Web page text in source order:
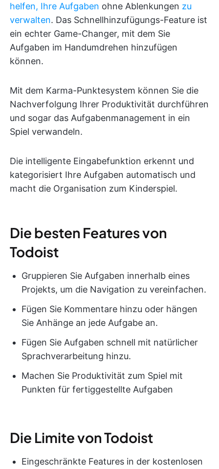
helfen, Ihre Aufgaben ohne Ablenkungen zu
verwalten. Das Schnellhinzufügungs-Feature ist
ein echter Game-Changer, mit dem Sie
Aufgaben im Handumdrehen hinzufügen
können.
Mit dem Karma-Punktesystem können Sie die
Nachverfolgung Ihrer Produktivität durchführen
und sogar das Aufgabenmanagement in ein
Spiel verwandeln.
Die intelligente Eingabefunktion erkennt und
kategorisiert Ihre Aufgaben automatisch und
macht die Organisation zum Kinderspiel.
Die besten Features von
Todoist
Gruppieren Sie Aufgaben innerhalb eines
Projekts, um die Navigation zu vereinfachen.
Fügen Sie Kommentare hinzu oder hängen
Sie Anhänge an jede Aufgabe an.
Fügen Sie Aufgaben schnell mit natürlicher
Sprachverarbeitung hinzu.
Machen Sie Produktivität zum Spiel mit
Punkten für fertiggestellte Aufgaben
Die Limite von Todoist
Eingeschränkte Features in der kostenlosen